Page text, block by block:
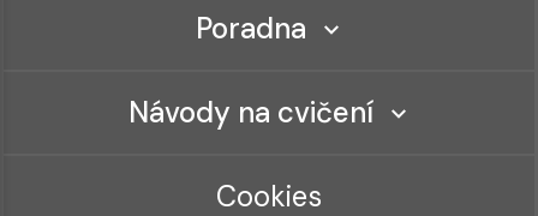
Poradna
Návody na cvičení
Cookies